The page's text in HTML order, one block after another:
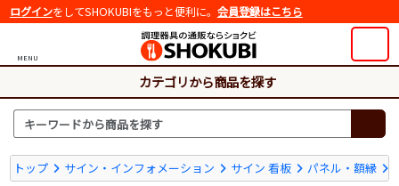
ログインをしてSHOKUBIをもっと便利に。 会員登録はこちら
MENU
カテゴリから商品を探す
トップ サイン・インフォメーション サイン 看板 パネル・額縁